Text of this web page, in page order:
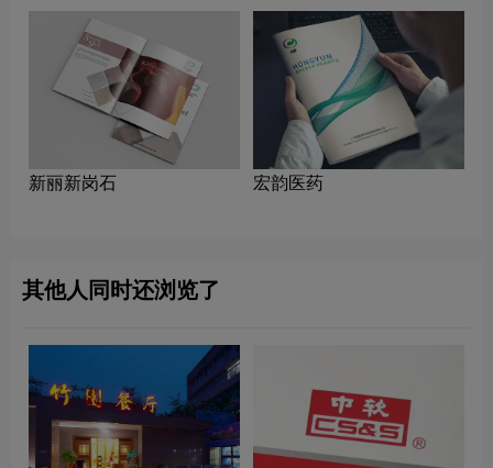
新丽新岗石 宏韵医药
其他人同时还浏览了